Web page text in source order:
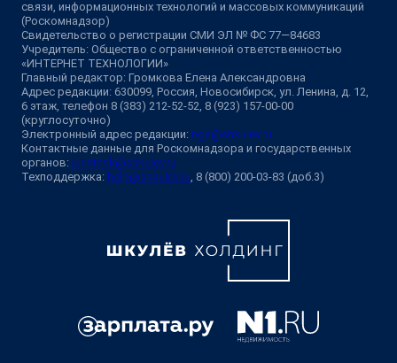
связи, информационных технологий и массовых коммуникаций
(Роскомнадзор)
Свидетельство о регистрации СМИ ЭЛ № ФС 77—84683
Учредитель: Общество с ограниченной ответственностью
«ИНТЕРНЕТ ТЕХНОЛОГИИ»
Главный редактор: Громкова Елена Александровна
Адрес редакции: 630099, Россия, Новосибирск, ул. Ленина, д. 12,
6 этаж, телефон 8 (383) 212-52-52, 8 (923) 157-00-00
(круглосуточно)
Электронный адрес редакции: ngs@shkulev.ru
Контактные данные для Роскомнадзора и государственных
органов: juristnsk@shkulev.ru
Техподдержка: help@shkulev.ru, 8 (800) 200-03-83 (доб.3)